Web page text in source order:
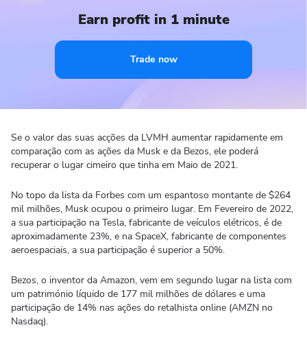
Earn profit in 1 minute
Trade now
Se o valor das suas acções da LVMH aumentar rapidamente em
comparação com as ações da Musk e da Bezos, ele poderá
recuperar o lugar cimeiro que tinha em Maio de 2021.
No topo da lista da Forbes com um espantoso montante de $264
mil milhões, Musk ocupou o primeiro lugar. Em Fevereiro de 2022,
a sua participação na Tesla, fabricante de veículos elétricos, é de
aproximadamente 23%, e na SpaceX, fabricante de componentes
aeroespaciais, a sua participação é superior a 50%.
Bezos, o inventor da Amazon, vem em segundo lugar na lista com
um património líquido de 177 mil milhões de dólares e uma
participação de 14% nas ações do retalhista online (AMZN no
Nasdaq).